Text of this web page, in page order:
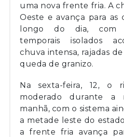
uma nova frente fria. A
Oeste e avança para as
longo do dia, com
temporais isolados
chuva intensa, rajadas
queda de granizo.
Na sexta-feira, 12, o
moderado durante a
manhã, com o sistema
a metade leste do
a frente fria avança